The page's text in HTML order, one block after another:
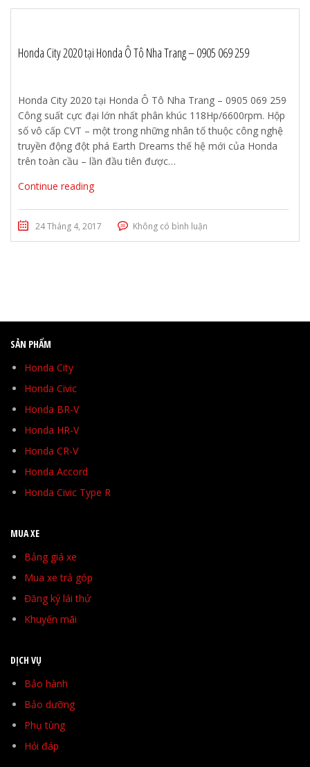
Honda City 2020 tại Honda Ô Tô Nha Trang – 0905 069 259
Honda City 2020 tại Honda Ô Tô Nha Trang – 0905 069 259
Công suất cực đại lớn nhất phân khúc 118Hp/6600rpm. Hộp
số vô cấp CVT – một trong những nhân tố thuộc công nghệ
truyền động đột phá Earth Dreams thế hệ mới của Honda
trên toàn cầu – lần đầu tiên được…
Continue reading
24 Tháng 4, 2017 Không có bình luận
SẢN PHẨM
Honda City
Honda Civic
Honda BR-V
Honda HR-V
Honda CR-V
Honda Accord
Honda Civic Type R
MUA XE
Bảng giá xe
Mua xe trả góp
Đăng ký lái thử
Khuyến mãi
DỊCH VỤ
Bảo hành
Bảo dưỡng
Phụ tùng
Hỏi đáp